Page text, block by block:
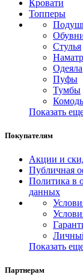
Кровати
Топперы
Стулья
Одеяла
Пуфы
Тумбы
Показать
Покупателям
Акции и
Публичная
Политика в
данных
Показать
Партнерам